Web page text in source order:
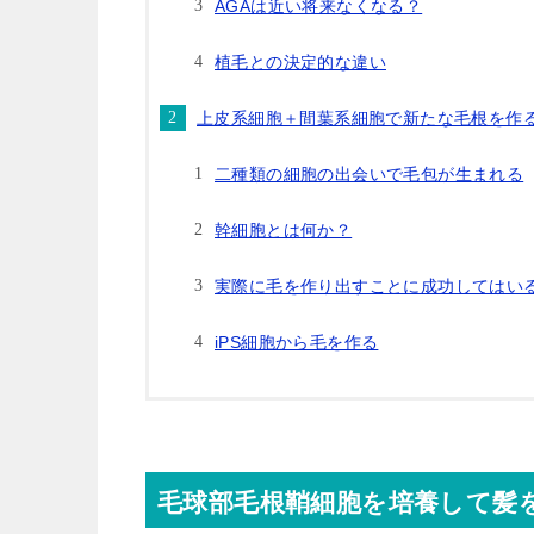
AGAは近い将来なくなる？
植毛との決定的な違い
上皮系細胞＋間葉系細胞で新たな毛根を作
二種類の細胞の出会いで毛包が生まれる
幹細胞とは何か？
実際に毛を作り出すことに成功してはい
iPS細胞から毛を作る
毛球部毛根鞘細胞を培養して髪